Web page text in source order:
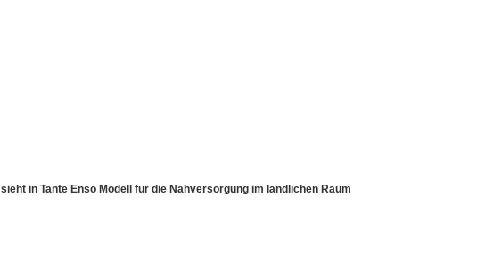
in Tante Enso Modell für die Nahversorgung im ländlichen Raum